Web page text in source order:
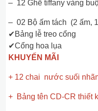
– 12 Ghế tiffany vàng
– 02 Bộ ấm tách (2 ấm,
✔Bảng lễ treo cổng
✔Cổng hoa lụa
KHUYẾN MÃI
+ 12 chai nước suối
+ Bảng tên CD-CR thiết